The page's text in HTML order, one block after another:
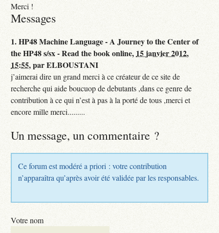
Merci !
Messages
1.HP48 Machine Language - A Journey to the Center of
the HP48 s/sx - Read the book online, 15 janvier 2012,
15:55,parELBOUSTANI
j’aimerai dire un grand merci à ce créateur de ce site de
recherche qui aide boucuop de debutants ,dans ce genre de
contribution à ce qui n’est à pas à la porté de tous ,merci et
encore mille merci.........
Un message, un commentaire ?
Ce forum est modéré a priori : votre contribution
n’apparaîtra qu’après avoir été validée par les responsables.
Votre nom